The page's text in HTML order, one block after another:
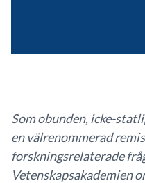
Som obunden, icke-
en välrenommerad
forskningsrelaterade
Vetenskapsakademien